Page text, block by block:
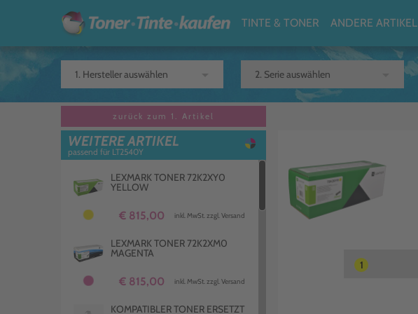
TINTE & TONER ANDERE ARTIKEL
zurück zum 1. Artikel
WEITERE ARTIKEL
passend für LT2540Y
LEXMARK TONER 72K2XY0
YELLOW
€ 815,00 inkl. MwSt. zzgl. Versand
LEXMARK TONER 72K2XM0
MAGENTA
€ 815,00 inkl. MwSt. zzgl. Versand
KOMPATIBLER TONER ERSETZT
1